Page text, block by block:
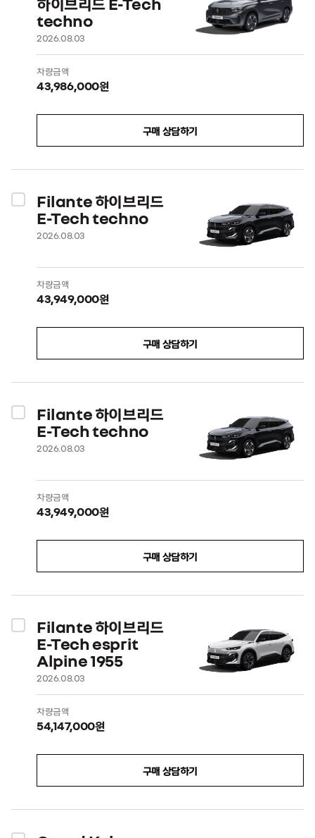
techno
2026.08.03
차량금액
43,986,000원
구매 상담하기
Filante 하이브리드
E-Tech techno
2026.08.03
차량금액
43,949,000원
구매 상담하기
Filante 하이브리드
E-Tech techno
2026.08.03
차량금액
43,949,000원
구매 상담하기
Filante 하이브리드
E-Tech esprit
Alpine 1955
2026.08.03
차량금액
54,147,000원
구매 상담하기